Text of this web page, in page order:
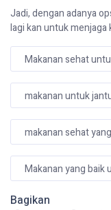
Jadi,denganadanya
lagikanuntukmenjaga
Makanan sehat
makanan untuk
makanan sehat
Makanan yang baik
Bagikan